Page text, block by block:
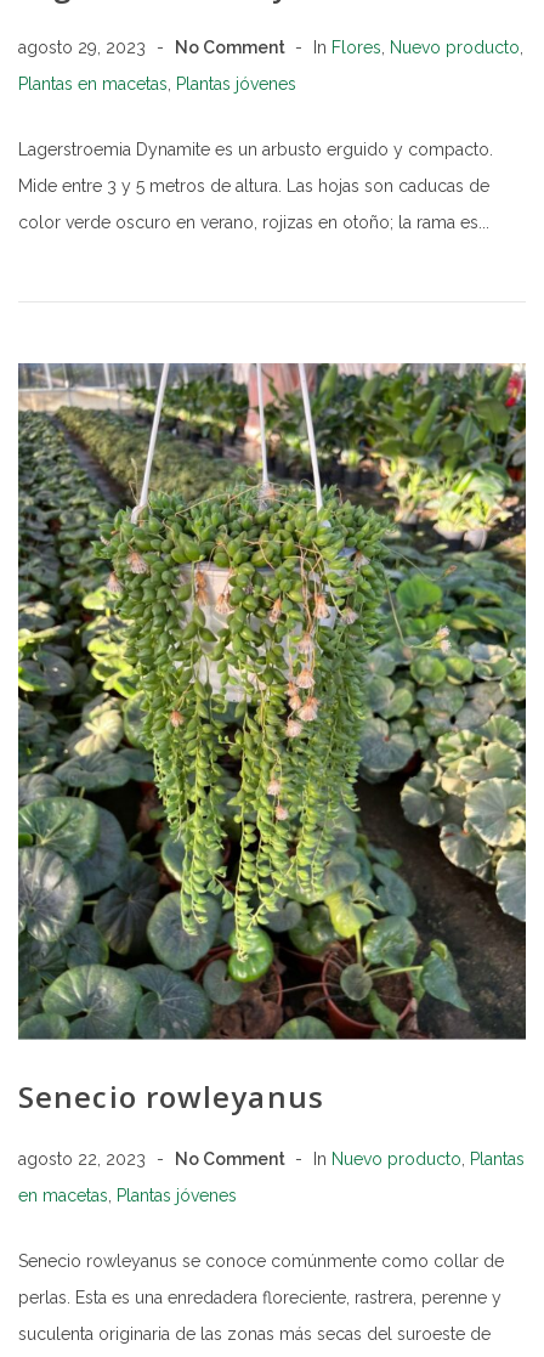
agosto 29, 2023 No Comment In Flores Nuevo producto
Plantas en macetas
Plantas jóvenes
Lagerstroemia Dynamite es un arbusto erguido y compacto.
Mide entre 3 y 5 metros de altura. Las hojas son caducas de
color verde oscuro en verano, rojizas en otoño; la rama es...
Senecio rowleyanus
agosto 22, 2023 No Comment In Nuevo producto
Plantas
en macetas
Plantas jóvenes
Senecio rowleyanus se conoce comúnmente como collar de
perlas. Esta es una enredadera floreciente, rastrera, perenne y
suculenta originaria de las zonas más secas del suroeste de